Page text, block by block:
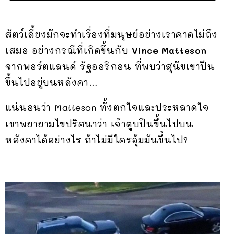
สัตว์เลี้ยงมักจะทำเรื่องที่มนุษย์อย่างเราคาดไม่ถึง
เสมอ อย่างกรณีที่เกิดขึ้นกับ Vince Matteson
จากพอร์ตแลนด์ รัฐออริกอน ที่พบว่าสุนัขเขาปีน
ขึ้นไปอยู่บนหลังคา…
แน่นอนว่า Matteson ทั้งตกใจและประหลาดใจ
เขาพยายามไขปริศนาว่า เจ้าตูบปีนขึ้นไปบน
หลังคาได้อย่างไร ถ้าไม่มีใครอุ้มมันขึ้นไป?